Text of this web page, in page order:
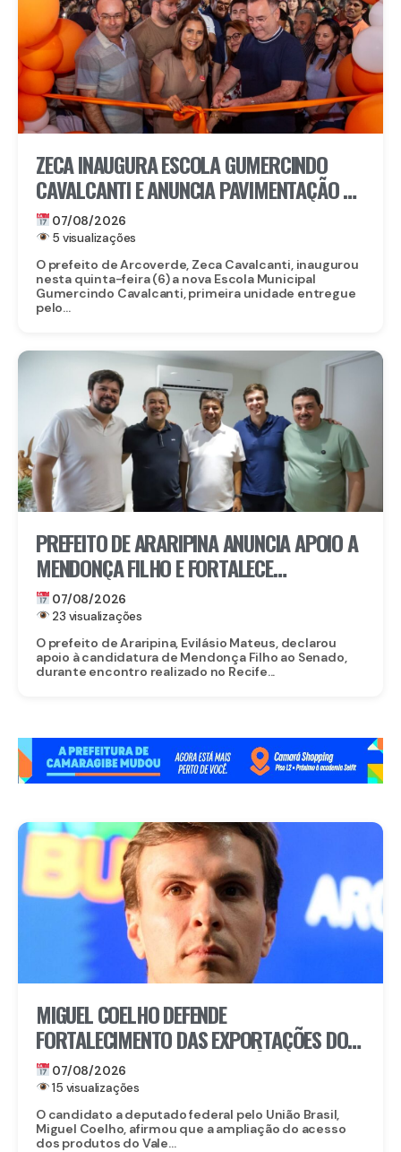
ZECA INAUGURA ESCOLA GUMERCINDO
CAVALCANTI E ANUNCIA PAVIMENTAÇÃO DE
QUASE 100 RUAS EM ARCOVERDE
07/08/2026
5 visualizações
O prefeito de Arcoverde, Zeca Cavalcanti, inaugurou
nesta quinta-feira (6) a nova Escola Municipal
Gumercindo Cavalcanti, primeira unidade entregue
pelo...
PREFEITO DE ARARIPINA ANUNCIA APOIO A
MENDONÇA FILHO E FORTALECE
CANDIDATURA NO SERTÃO
07/08/2026
23 visualizações
O prefeito de Araripina, Evilásio Mateus, declarou
apoio à candidatura de Mendonça Filho ao Senado,
durante encontro realizado no Recife...
MIGUEL COELHO DEFENDE
FORTALECIMENTO DAS EXPORTAÇÕES DO
VALE DO SÃO FRANCISCO APÓS ABERTURA
DO MERCADO CHINÊS
07/08/2026
15 visualizações
O candidato a deputado federal pelo União Brasil,
Miguel Coelho, afirmou que a ampliação do acesso
dos produtos do Vale...